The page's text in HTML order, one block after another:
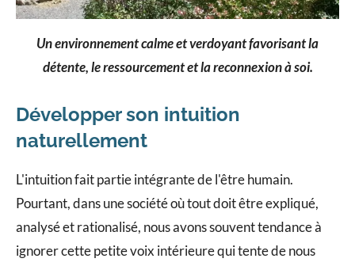
Un environnement calme et verdoyant favorisant la
détente, le ressourcement et la reconnexion à soi.
Développer son intuition
naturellement
L'intuition fait partie intégrante de l'être humain.
Pourtant, dans une société où tout doit être expliqué,
analysé et rationalisé, nous avons souvent tendance à
ignorer cette petite voix intérieure qui tente de nous